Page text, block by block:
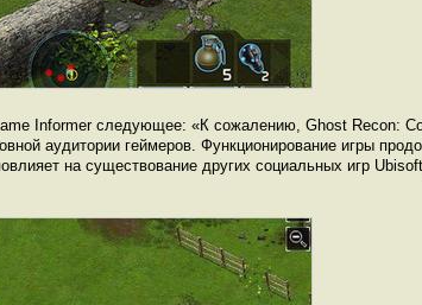
Informer следующее: «К сожалению, Ghost Recon:
аудитории геймеров. Функционирование игры
на существование других социальных игр